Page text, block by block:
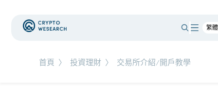
首頁 〉 投資理財 〉 交易所介紹/開戶教學